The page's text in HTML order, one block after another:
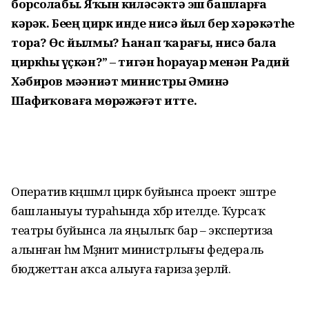
борсолабыҙ. Яҡын киләсәктә эш башларға
кәрәк. Беҙҙең цирк инде нисә йыл бер хәрәкәтһеҙ
тора? Өс йылмы? Һанап ҡарағыҙ, нисә бала
циркһыҙ үҫкән?” – тигән һорауҙар менән Радий
Хәбиров мәҙәниәт министры Әминә
Шафиҡоваға мөрәжәғәт итте.
Оператив кәңәшмәлә цирк буйынса проект эштәре
башланыуы тураһында хәбәр ителде. Ҡурсаҡ
театры буйынса ла яңылыҡ бар – экспертиза
алынған һәм Мәҙәниәт министрлығы федераль
бюджеттан аҡса алыуға ғариза әҙерләй.